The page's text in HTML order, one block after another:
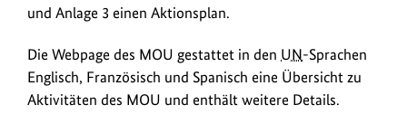
und Anlage 3 einen Aktionsplan.
Die Webpage des MOU gestattet in den UN-Sprachen
Englisch, Französisch und Spanisch eine Übersicht zu
Aktivitäten des MOU und enthält weitere Details.